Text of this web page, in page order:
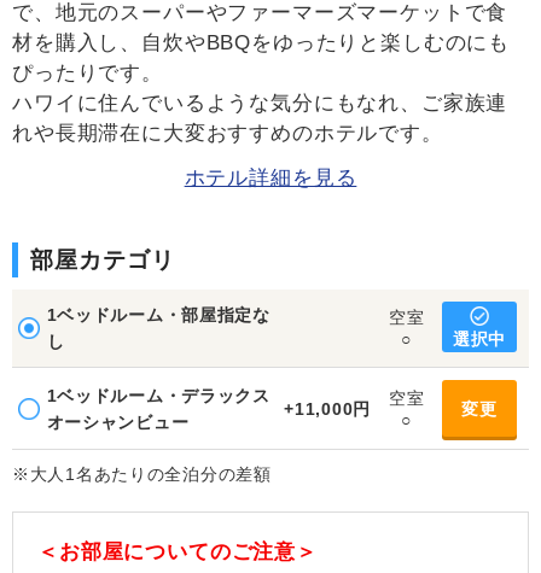
で、地元のスーパーやファーマーズマーケットで食
材を購入し、自炊やBBQをゆったりと楽しむのにも
ぴったりです。
ハワイに住んでいるような気分にもなれ、ご家族連
れや長期滞在に大変おすすめのホテルです。
ホテル詳細を見る
部屋カテゴリ
1ベッドルーム・部屋指定な
し
空室
○
選択中
1ベッドルーム・デラックス
オーシャンビュー
+11,000円
空室
○
変更
※大人1名あたりの全泊分の差額
＜お部屋についてのご注意＞